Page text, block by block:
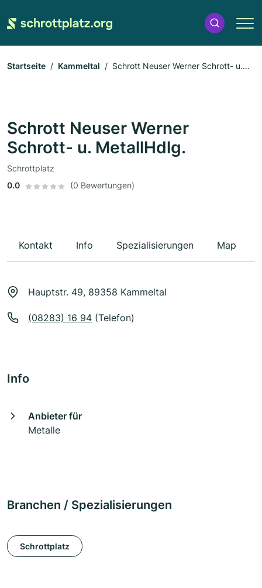
Startseite Kammeltal
Schrott Neuser Werner Schrott- u.
Schrott Neuser Werner
Schrott- u. MetallHdlg.
Schrottplatz
0.0
(0 Bewertungen)
Kontakt Info Spezialisierungen Map
Hauptstr. 49, 89358 Kammeltal
(08283) 16 94 (Telefon)
Info
Anbieter für
Metalle
Branchen / Spezialisierungen
Schrottplatz